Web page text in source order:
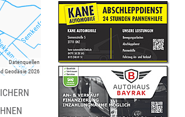
Geodäsie 2026
Datenquellen